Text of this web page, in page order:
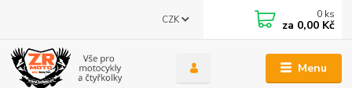
Menu
CZK 0 ks
za 0,00 Kč